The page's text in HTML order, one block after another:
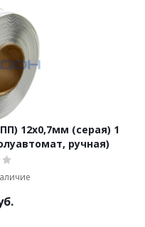
12х0,7мм (серая) 1
ручная)